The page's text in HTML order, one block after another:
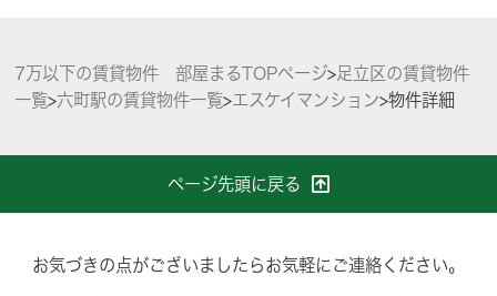
7万以下の賃貸物件 部屋まるTOPページ>足立区の賃貸物件
一覧>六町駅の賃貸物件一覧>エスケイマンション>物件詳細
ページ先頭に戻る
お気づきの点がございましたらお気軽にご連絡ください。